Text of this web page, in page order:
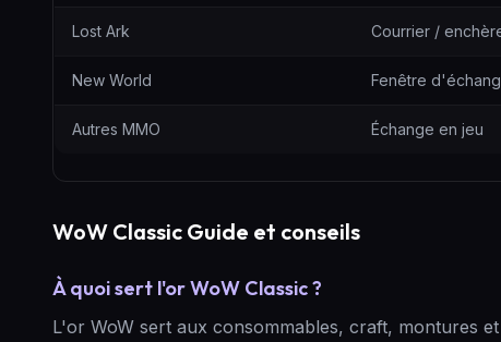
Lost Ark Courrier /
New World Fenêtre
Autres MMO Échange en jeu
WoW Classic Guide et conseils
À quoi sert l'or WoW Classic ?
L'or WoW sert aux consommables, craft, montures